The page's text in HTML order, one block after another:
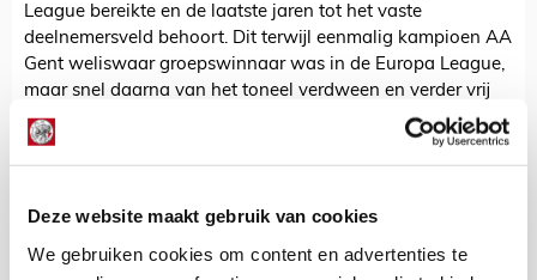
Deze website maakt gebruik van cookies
We gebruiken cookies om content en advertenties te
League bereikte en de laatste jaren tot het vaste
deelnemersveld behoort. Dit terwijl eenmalig kampioen AA
Gent weliswaar groepswinnaar was in de Europa League,
maar snel daarna van het toneel verdween en verder vrij
wisselvallig presteert.
Schrijf je in voor onze nieuwsbrief!